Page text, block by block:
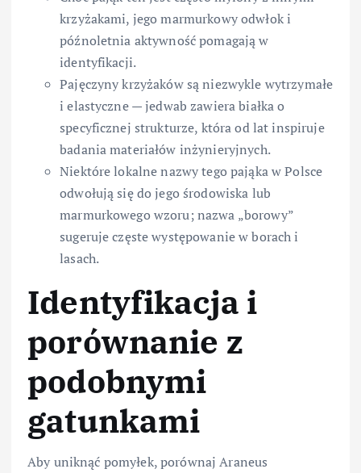
krzyżakami, jego marmurkowy odwłok i
późnoletnia aktywność pomagają w
identyfikacji.
Pajęczyny krzyżaków są niezwykle wytrzymałe
i elastyczne — jedwab zawiera białka o
specyficznej strukturze, która od lat inspiruje
badania materiałów inżynieryjnych.
Niektóre lokalne nazwy tego pająka w Polsce
odwołują się do jego środowiska lub
marmurkowego wzoru; nazwa „borowy”
sugeruje częste występowanie w borach i
lasach.
Identyfikacja i
porównanie z
podobnymi
gatunkami
Aby uniknąć pomyłek, porównaj Araneus